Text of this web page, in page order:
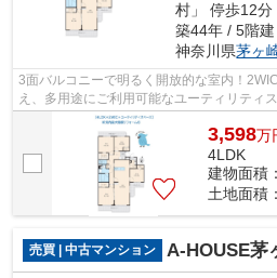
村」 停歩12分
築44年 / 5階建
神奈川県茅ヶ
3面バルコニーで明るく開放的な室内！
え、多用途にご利用可能なユーティリティ
お出かけにも◎イオンスタイル湘南茅ヶ...
3,598万
4LDK
建物面積
土地面積
売買 | 中古マンション A-HOUSE茅